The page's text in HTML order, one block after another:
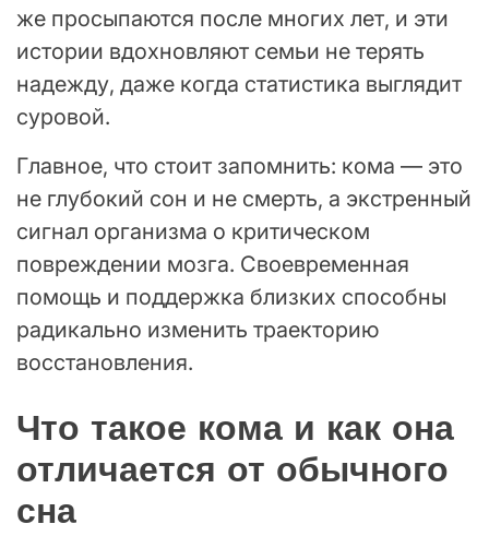
же просыпаются после многих лет, и эти
истории вдохновляют семьи не терять
надежду, даже когда статистика выглядит
суровой.
Главное, что стоит запомнить: кома — это
не глубокий сон и не смерть, а экстренный
сигнал организма о критическом
повреждении мозга. Своевременная
помощь и поддержка близких способны
радикально изменить траекторию
восстановления.
Что такое кома и как она
отличается от обычного
сна